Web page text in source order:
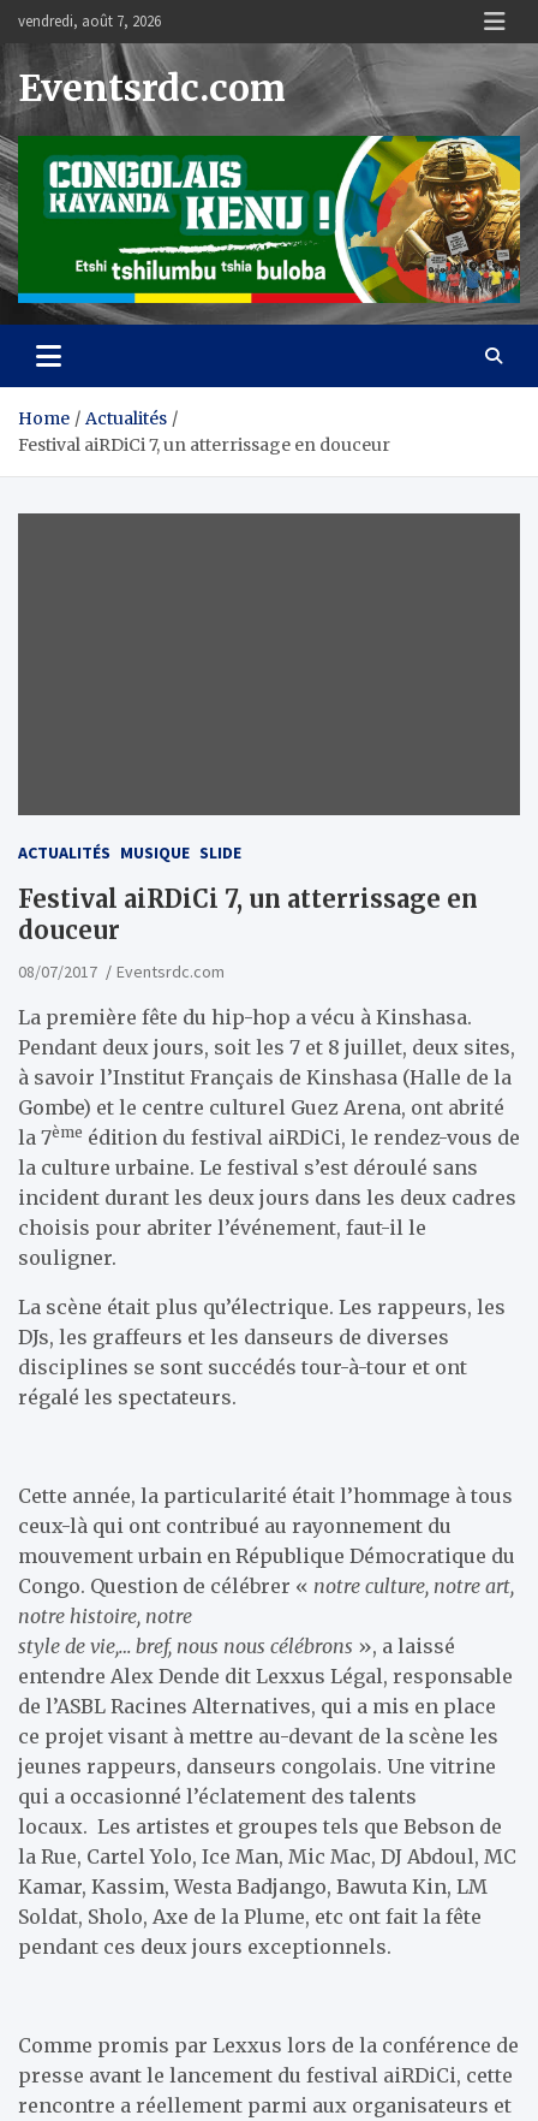
content
vendredi, août 7, 2026
Eventsrdc.com
Home
Actualités
Festival aiRDiCi 7, un atterrissage en douceur
ACTUALITÉS MUSIQUE SLIDE
Festival aiRDiCi 7, un atterrissage en
douceur
08/07/2017 Eventsrdc.com
La première fête du hip-hop a vécu à Kinshasa.
Pendant deux jours, soit les 7 et 8 juillet, deux sites,
à savoir l’Institut Français de Kinshasa (Halle de la
Gombe) et le centre culturel Guez Arena, ont abrité
la 7ème édition du festival aiRDiCi, le rendez-vous de
la culture urbaine. Le festival s’est déroulé sans
incident durant les deux jours dans les deux cadres
choisis pour abriter l’événement, faut-il le
souligner.
La scène était plus qu’électrique. Les rappeurs, les
DJs, les graffeurs et les danseurs de diverses
disciplines se sont succédés tour-à-tour et ont
régalé les spectateurs.
Cette année, la particularité était l’hommage à tous
ceux-là qui ont contribué au rayonnement du
mouvement urbain en République Démocratique du
Congo. Question de célébrer « notre culture, notre art,
notre histoire, notre
style de vie,… bref, nous nous célébrons », a laissé
entendre Alex Dende dit Lexxus Légal, responsable
de l’ASBL Racines Alternatives, qui a mis en place
ce projet visant à mettre au-devant de la scène les
jeunes rappeurs, danseurs congolais. Une vitrine
qui a occasionné l’éclatement des talents
locaux. Les artistes et groupes tels que Bebson de
la Rue, Cartel Yolo, Ice Man, Mic Mac, DJ Abdoul, MC
Kamar, Kassim, Westa Badjango, Bawuta Kin, LM
Soldat, Sholo, Axe de la Plume, etc ont fait la fête
pendant ces deux jours exceptionnels.
Comme promis par Lexxus lors de la conférence de
presse avant le lancement du festival aiRDiCi, cette
rencontre a réellement parmi aux organisateurs et